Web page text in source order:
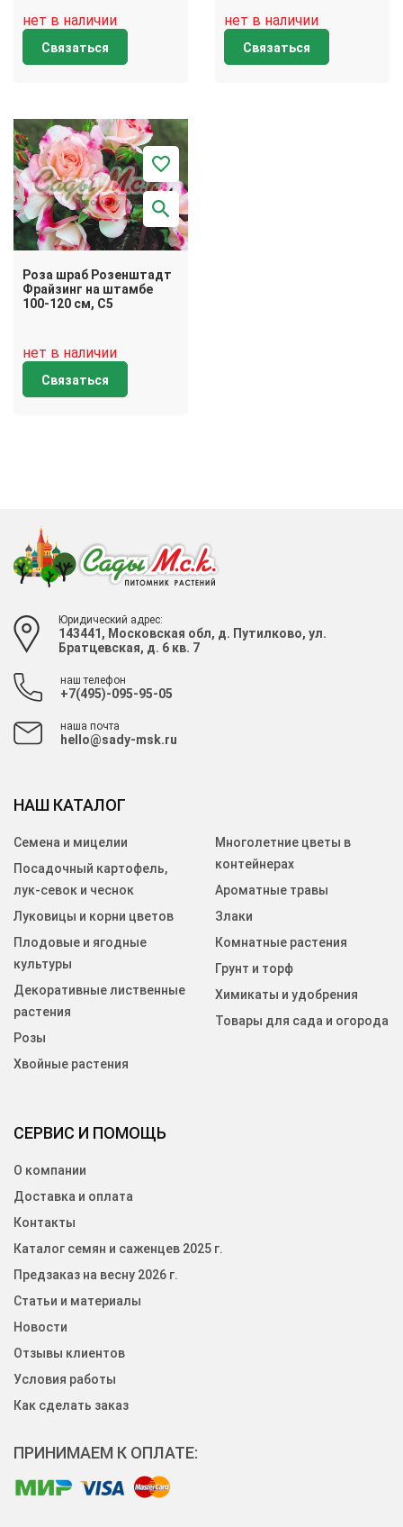
нет в наличии
Связаться
нет в наличии
Связаться
Роза шраб Розенштадт
Фрайзинг на штамбе
100-120 см, C5
нет в наличии
Связаться
Юридический адрес:
143441, Московская обл, д. Путилково, ул.
Братцевская, д. 6 кв. 7
наш телефон
+7(495)-095-95-05
наша почта
hello@sady-msk.ru
СЕРВИС И ПОМОЩЬ
О компании
Доставка и оплата
Контакты
Каталог семян и саженцев 2025 г.
Предзаказ на весну 2026 г.
Статьи и материалы
Новости
Отзывы клиентов
Условия работы
Как сделать заказ
НАШ КАТАЛОГ
Семена и мицелии
Посадочный картофель,
лук-севок и чеснок
Луковицы и корни цветов
Плодовые и ягодные
культуры
Декоративные лиственные
растения
Розы
Хвойные растения
Многолетние цветы в
контейнерах
Ароматные травы
Злаки
Комнатные растения
Грунт и торф
Химикаты и удобрения
Товары для сада и огорода
ПРИНИМАЕМ К ОПЛАТЕ: